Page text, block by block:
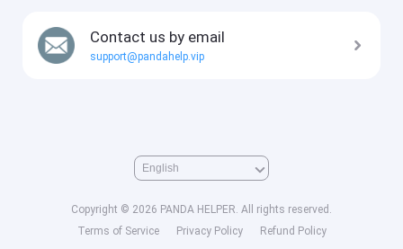
Contact us by email
support@pandahelp.vip
Copyright © 2026 PANDA HELPER. All rights reserved.
Terms of Service
Privacy Policy Refund Policy